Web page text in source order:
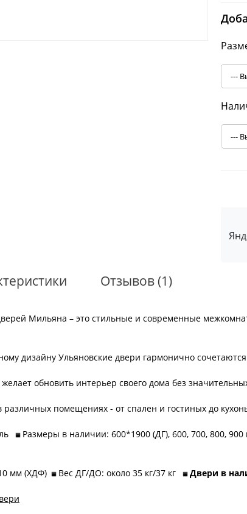
Отзывов (1)
Мильяна – это стильные и современные
дизайну Ульяновские двери гармонично
обновить интерьер своего дома без
различных помещениях - от спален и гостиных до
Размеры в наличии: 600*1900 (ДГ), 600, 700, 800, 900
мм (ХДФ) Вес ДГ/ДО: около 35 кг/37 кг Двери в